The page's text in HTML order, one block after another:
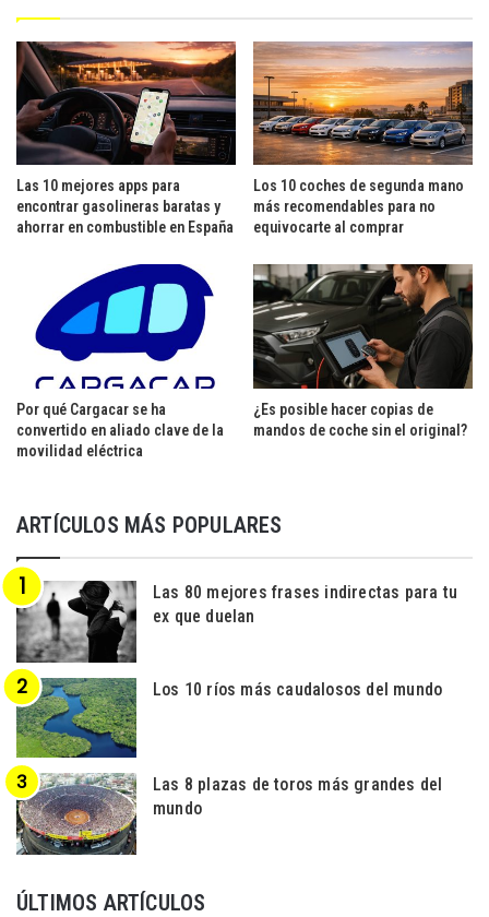
Las 10 mejores apps para
encontrar gasolineras baratas y
ahorrar en combustible en España
Los 10 coches de segunda mano
más recomendables para no
equivocarte al comprar
Por qué Cargacar se ha
convertido en aliado clave de la
movilidad eléctrica
¿Es posible hacer copias de
mandos de coche sin el original?
ARTÍCULOS MÁS POPULARES
Las 80 mejores frases indirectas para tu
ex que duelan
Los 10 ríos más caudalosos del mundo
Las 8 plazas de toros más grandes del
mundo
ÚLTIMOS ARTÍCULOS